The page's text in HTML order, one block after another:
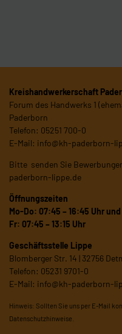
Kreishandwerkerschaft
Forum des Handwerks 1
Paderborn
Telefon: 05251 700-0
E-Mail: info@kh-paderborn-
Bitte senden Sie
paderborn-lippe.de
Öffnungszeiten
Mo-Do: 07:45 – 16:45 Uhr und
Fr: 07:45 – 13:15 Uhr
Geschäftsstelle Lippe
Blomberger Str. 14 | 32756
Telefon: 05231 9701-0
E-Mail: info@kh-paderborn-
Hinweis: Sollten Sie uns per E-Mail
Datenschutzhinweise